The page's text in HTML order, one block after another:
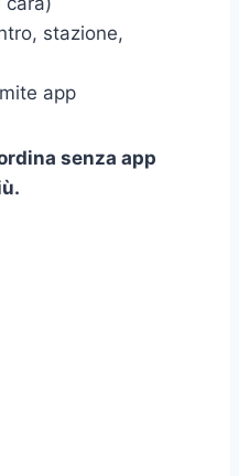
stazione,
app
senza app